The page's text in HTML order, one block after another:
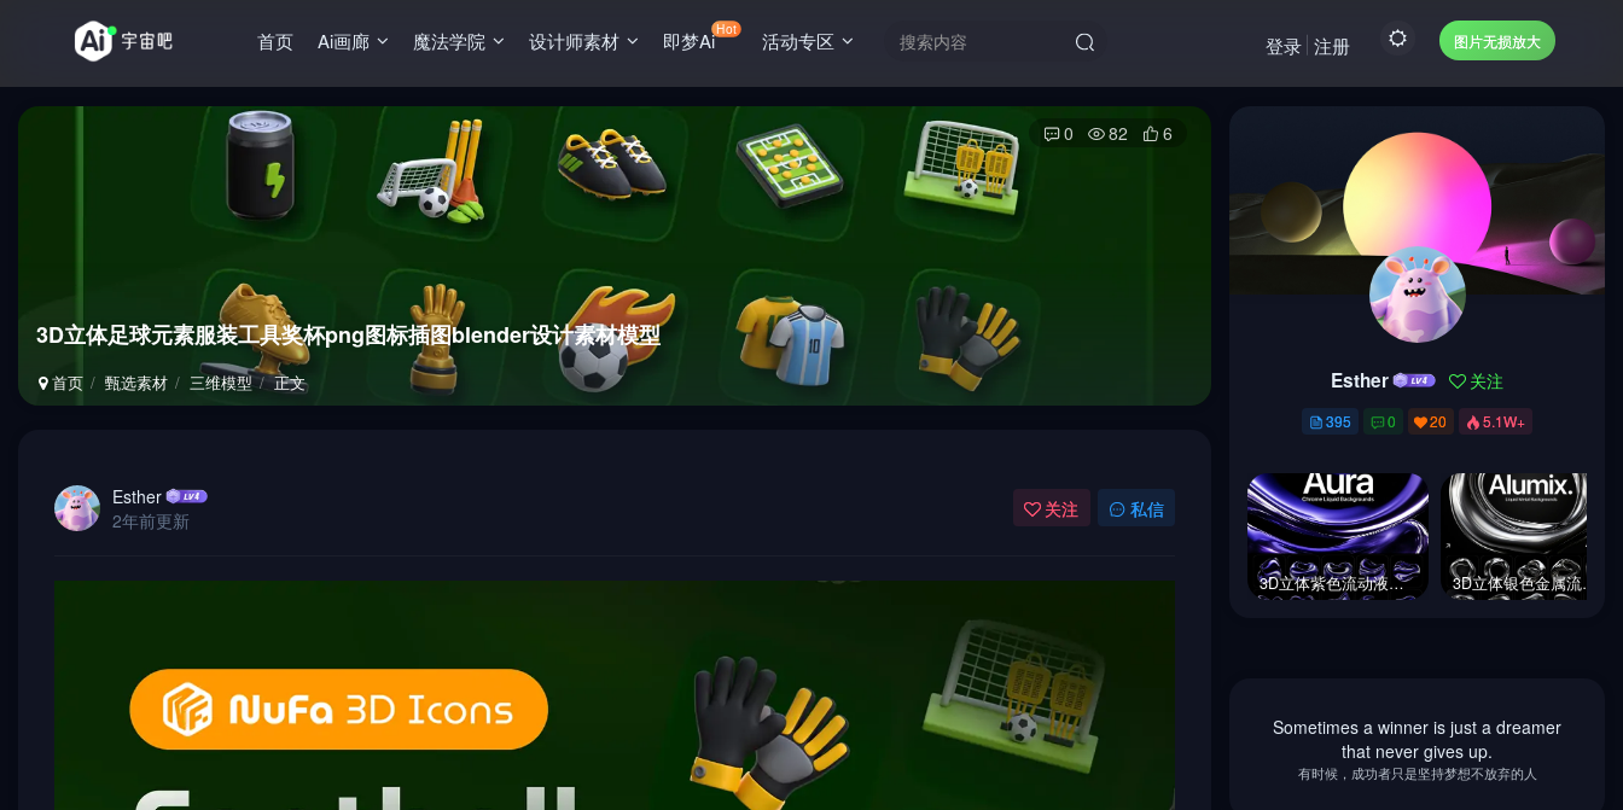
首页 Ai画廊 魔法学院 设计师素材 即梦AiHot 活动专区 图片无损放大
登录 注册
3D立体足球元素服装工具奖杯png图标插图blender设计素材模型
首页 甄选素材 三维模型 正文
0 82 6
Esther
2年前更新
关注 私信
Esther 关注
395 0 20 5.1W+
3D立体紫色流动液体抽象艺术图形封面海报背景figma设计素材模版 3D立体银色金属流动液体抽象艺术图形海报背景figma设计素材模版
Midjourney常用关
键词
Esther 关注
395 0 20 5.1W+
3D立体紫色流动液体抽象艺术图形封面海报背景figma设计素材模版 3D立体银色金属流动液体抽象艺术图形海报背景figma设计素材模版
Sometimes a winner is just a dreamer
that never gives up.
有时候，成功者只是坚持梦想不放弃的人